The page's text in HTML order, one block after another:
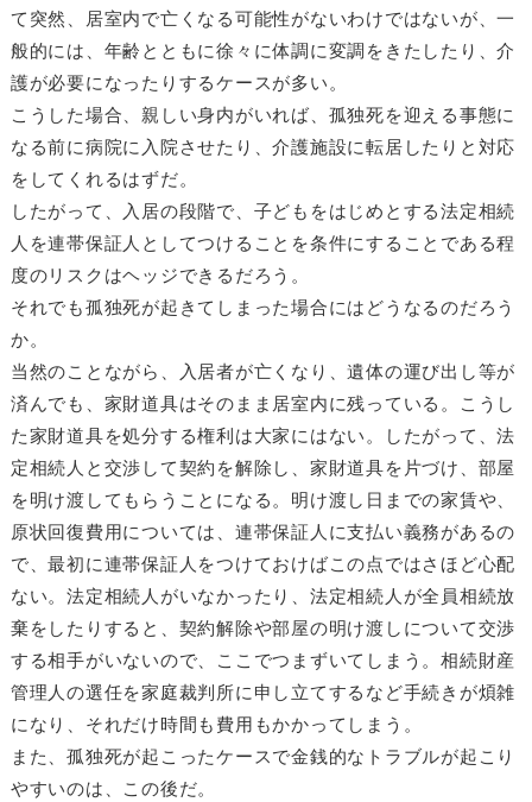
て突然、居室内で亡くなる可能性がないわけではないが、一
般的には、年齢とともに徐々に体調に変調をきたしたり、介
護が必要になったりするケースが多い。
こうした場合、親しい身内がいれば、孤独死を迎える事態に
なる前に病院に入院させたり、介護施設に転居したりと対応
をしてくれるはずだ。
したがって、入居の段階で、子どもをはじめとする法定相続
人を連帯保証人としてつけることを条件にすることである程
度のリスクはヘッジできるだろう。
それでも孤独死が起きてしまった場合にはどうなるのだろう
か。
当然のことながら、入居者が亡くなり、遺体の運び出し等が
済んでも、家財道具はそのまま居室内に残っている。こうし
た家財道具を処分する権利は大家にはない。したがって、法
定相続人と交渉して契約を解除し、家財道具を片づけ、部屋
を明け渡してもらうことになる。明け渡し日までの家賃や、
原状回復費用については、連帯保証人に支払い義務があるの
で、最初に連帯保証人をつけておけばこの点ではさほど心配
ない。法定相続人がいなかったり、法定相続人が全員相続放
棄をしたりすると、契約解除や部屋の明け渡しについて交渉
する相手がいないので、ここでつまずいてしまう。相続財産
管理人の選任を家庭裁判所に申し立てするなど手続きが煩雑
になり、それだけ時間も費用もかかってしまう。
また、孤独死が起こったケースで金銭的なトラブルが起こり
やすいのは、この後だ。